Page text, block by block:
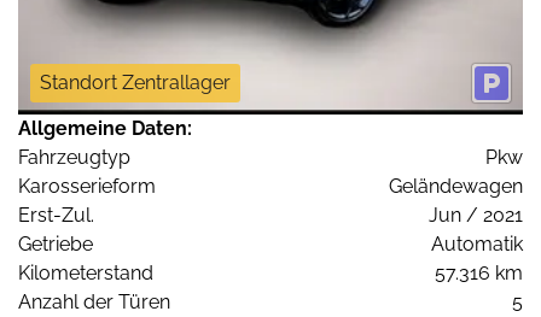
Standort Zentrallager
Allgemeine Daten:
Fahrzeugtyp
Pkw
Karosserieform
Geländewagen
Erst-Zul.
Jun / 2021
Getriebe
Automatik
Kilometerstand
57.316 km
Anzahl der Türen
5